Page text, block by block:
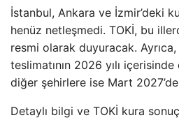
İstanbul, Ankara ve İzmir’deki
henüz netleşmedi. TOKİ, bu
resmi olarak duyuracak.
teslimatının 2026 yılı
diğer şehirlere ise Mart 2027’de
Detaylı bilgi ve TOKİ kura